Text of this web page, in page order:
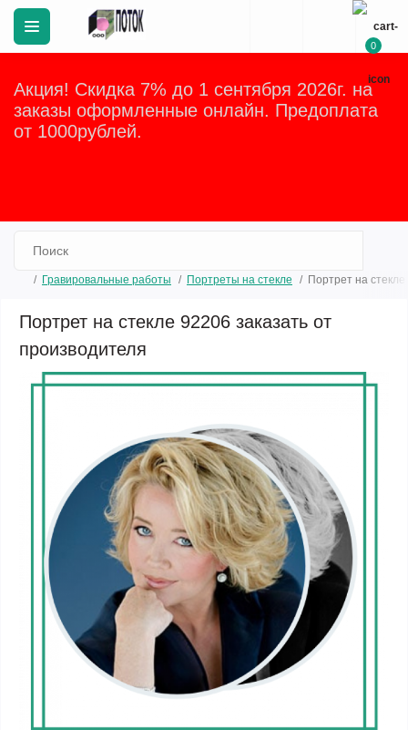
Акция! Скидка 7% до 1 сентября 2026г. на
заказы оформленные онлайн. Предоплата
от 1000рублей.
0
Гравировальные работы Портреты на стекле Портрет на
Портрет на стекле 92206 заказать от
производителя